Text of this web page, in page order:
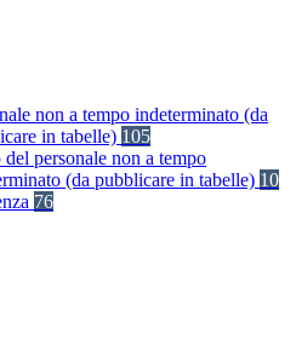
non a tempo indeterminato (da
in tabelle) 105
del personale non a tempo
(da pubblicare in tabelle) 10
76